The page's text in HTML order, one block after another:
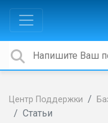
Центр Поддержки
Статьи